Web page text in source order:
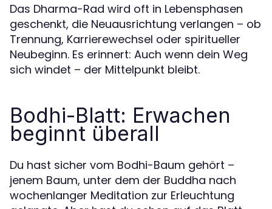
Das Dharma-Rad wird oft in Lebensphasen
geschenkt, die Neuausrichtung verlangen – ob
Trennung, Karrierewechsel oder spiritueller
Neubeginn. Es erinnert: Auch wenn dein Weg
sich windet – der Mittelpunkt bleibt.
Bodhi-Blatt: Erwachen
beginnt überall
Du hast sicher vom Bodhi-Baum gehört –
jenem Baum, unter dem der Buddha nach
wochenlanger Meditation zur Erleuchtung